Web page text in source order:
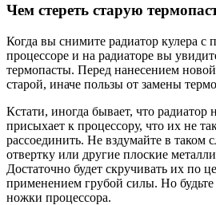
Чем стереть старую
Когда вы снимите радиатор кулера с
процессоре и на радиаторе вы
термопасты. Перед нанесением
старой, иначе пользы от замены
Кстати, иногда бывает, что радиатор
присыхает к процессору, что их не
рассоединить. Не вздумайте в таком
отвертку или другие плоские
Достаточно будет скручивать их по
применением грубой силы. Но
ножки процессора.